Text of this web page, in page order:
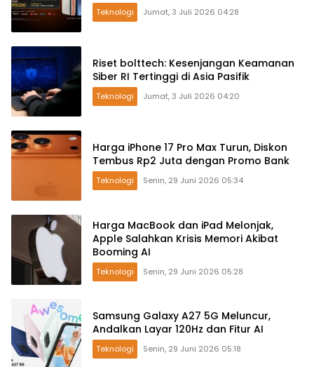
Teknologi Jumat, 3 Juli 2026 04:28
Riset bolttech: Kesenjangan Keamanan
Siber RI Tertinggi di Asia Pasifik
Teknologi Jumat, 3 Juli 2026 04:20
Harga iPhone 17 Pro Max Turun, Diskon
Tembus Rp2 Juta dengan Promo Bank
Teknologi Senin, 29 Juni 2026 05:34
Harga MacBook dan iPad Melonjak,
Apple Salahkan Krisis Memori Akibat
Booming AI
Teknologi Senin, 29 Juni 2026 05:28
Samsung Galaxy A27 5G Meluncur,
Andalkan Layar 120Hz dan Fitur AI
Teknologi Senin, 29 Juni 2026 05:18